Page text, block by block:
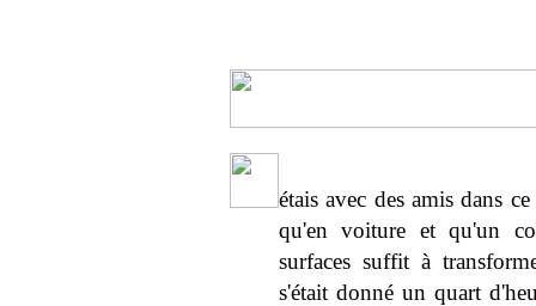
étais avec des amis dans
qu'en voiture et qu'un
surfaces suffit à
s'était donné un quart